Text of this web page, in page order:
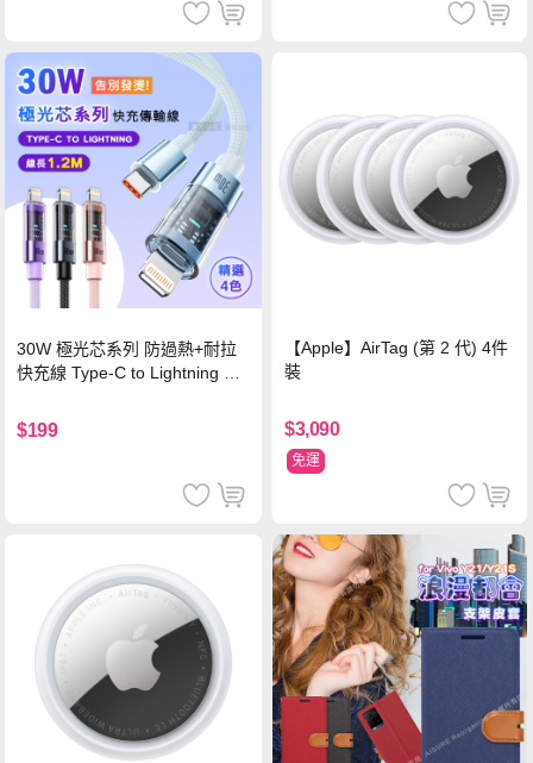
30W 極光芯系列 防過熱+耐拉
快充線 Type-C to Lightning 傳
$199
【Apple】AirTag (第 2 代) 4件
裝
$3,090
免運